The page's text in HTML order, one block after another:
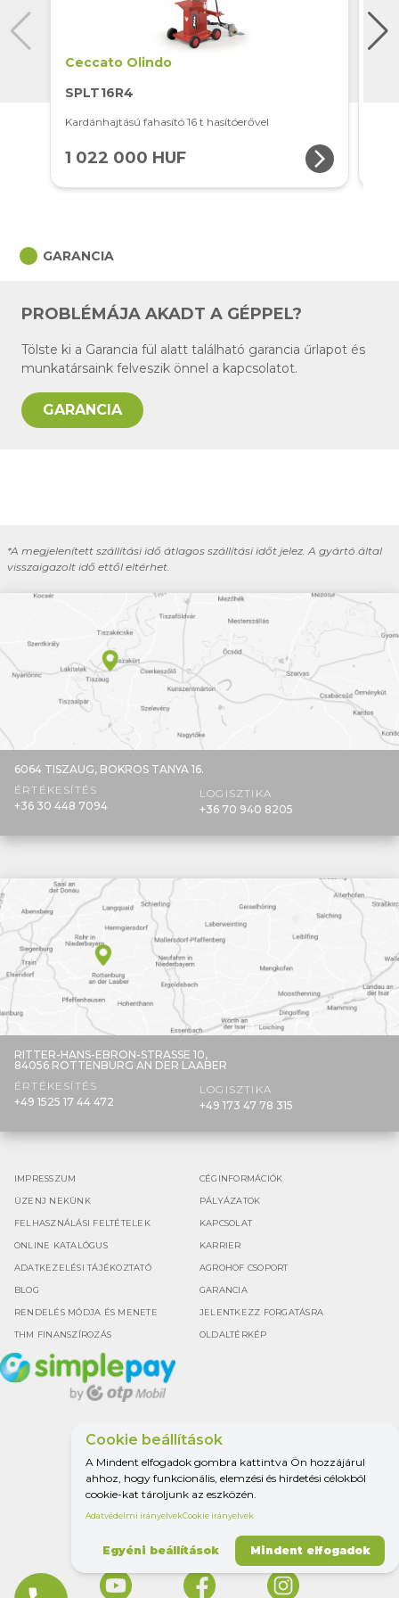
Ceccato Olindo
SPLT16R4
Kardánhajtású fahasító 16 t hasítóerővel
1 022 000 HUF arrow_forward_ios
circle GARANCIA
PROBLÉMÁJA AKADT A GÉPPEL?
Tölste ki a Garancia fül alatt található garancia űrlapot és
munkatársaink felveszik önnel a kapcsolatot.
GARANCIA
*A megjelenített szállítási idő átlagos szállítási időt jelez. A gyártó által
visszaigazolt idő ettől eltérhet.
6064 TISZAUG, BOKROS TANYA 16.
ÉRTÉKESÍTÉS
+36 30 448 7094
LOGISZTIKA
+36 70 940 8205
RITTER-HANS-EBRON-STRASSE 10,
84056 ROTTENBURG AN DER LAABER
ÉRTÉKESÍTÉS
+49 1525 17 44 472
LOGISZTIKA
+49 173 47 78 315
IMPRESSZUM CÉGINFORMÁCIÓK
ÜZENJ NEKÜNK PÁLYÁZATOK
FELHASZNÁLÁSI FELTÉTELEK KAPCSOLAT
ONLINE KATALÓGUS KARRIER
ADATKEZELÉSI TÁJÉKOZTATÓ AGROHOF CSOPORT
BLOG GARANCIA
RENDELÉS MÓDJA ÉS MENETE JELENTKEZZ FORGATÁSRA
THM FINANSZÍROZÁS OLDALTÉRKÉP
MEZŐGAZDASÁGHOZ.
4.5
Cookie beállítások
A Mindent elfogadok gombra kattintva Ön hozzájárul
ahhoz, hogy funkcionális, elemzési és hirdetési célokból
cookie-kat tároljunk az eszközén.
Adatvédelmi irányelvekCookie irányelvek
Egyéni beállítások Mindent elfogadok